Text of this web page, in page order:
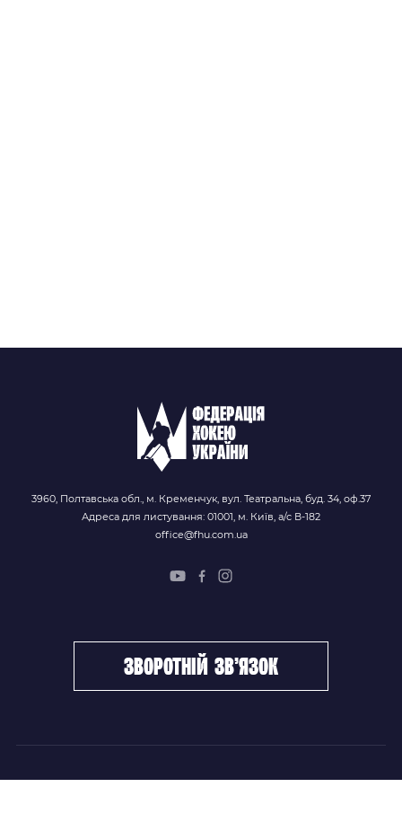
3960, Полтавська обл., м. Кременчук, вул. Театральна, буд. 34, оф.37
Адреса для листування: 01001, м. Київ, а/с В-182
office@fhu.com.ua
зворотній зв’язок